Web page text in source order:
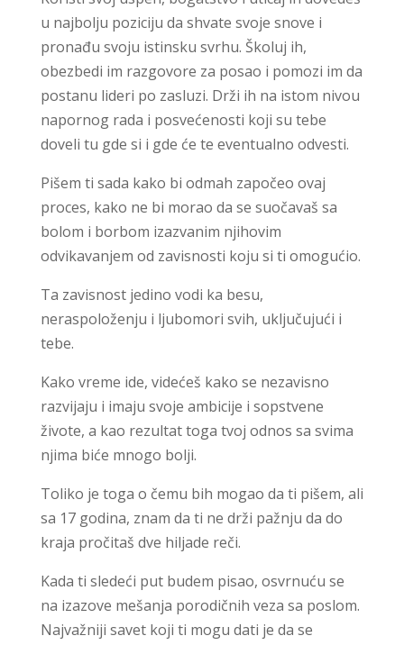
u najbolju poziciju da shvate svoje snove i
pronađu svoju istinsku svrhu. Školuj ih,
obezbedi im razgovore za posao i pomozi im da
postanu lideri po zasluzi. Drži ih na istom nivou
napornog rada i posvećenosti koji su tebe
doveli tu gde si i gde će te eventualno odvesti.
Pišem ti sada kako bi odmah započeo ovaj
proces, kako ne bi morao da se suočavaš sa
bolom i borbom izazvanim njihovim
odvikavanjem od zavisnosti koju si ti omogućio.
Ta zavisnost jedino vodi ka besu,
neraspoloženju i ljubomori svih, uključujući i
tebe.
Kako vreme ide, videćeš kako se nezavisno
razvijaju i imaju svoje ambicije i sopstvene
živote, a kao rezultat toga tvoj odnos sa svima
njima biće mnogo bolji.
Toliko je toga o čemu bih mogao da ti pišem, ali
sa 17 godina, znam da ti ne drži pažnju da do
kraja pročitaš dve hiljade reči.
Kada ti sledeći put budem pisao, osvrnuću se
na izazove mešanja porodičnih veza sa poslom.
Najvažniji savet koji ti mogu dati je da se